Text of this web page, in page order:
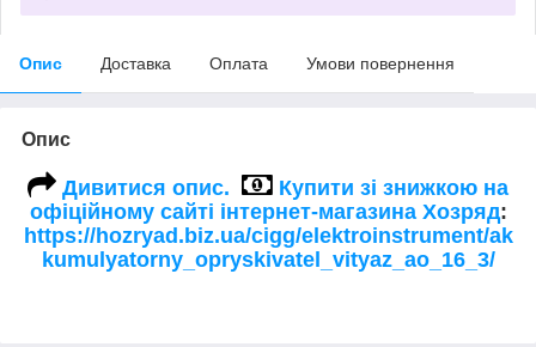
Опис Доставка Оплата Умови повернення
Опис
Дивитися опис.
Купити зі знижкою на
офіційному сайті інтернет-магазина Хозряд:
https://hozryad.biz.ua/cigg/elektroinstrument/ak
kumulyatorny_opryskivatel_vityaz_ao_16_3/